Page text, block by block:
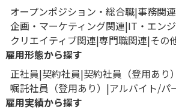
オープンポジション・総合職 事務関連
企画・マーケティング関連 IT・エン
クリエイティブ関連 専門職関連 その
雇用形態から探す
正社員 契約社員 契約社員（登用あり）
嘱託社員（登用あり）
アルバイト/パ
雇用実績から探す